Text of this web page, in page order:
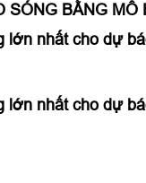
SÓNG BẰNG MÔ
lớn nhất cho dự
lớn nhất cho dự